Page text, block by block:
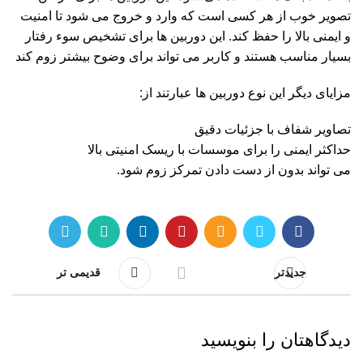
تصویر خوب از هر کسی است که وارد و خروج می شود تا امنیت
و ایمنی بالا را حفظ کند. این دوربین ها برای تشخیص سوء رفتار
بسیار مناسب هستند و کاربر می تواند برای وضوح بیشتر زوم کند
مزایای دیگر این نوع دوربین ها عبارتند از:
تصاویر شفاف با جزئیات دقیق
حداکثر ایمنی را برای موسسات با ریسک امنیتی بالا
می تواند بدون از دست دادن تمرکز زوم شود.
جدیدتر قدیمی تر
دیدگاهتان را بنویسید